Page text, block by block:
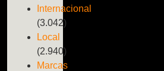
Internacional
(3.042)
Local
(2.940)
Marcas